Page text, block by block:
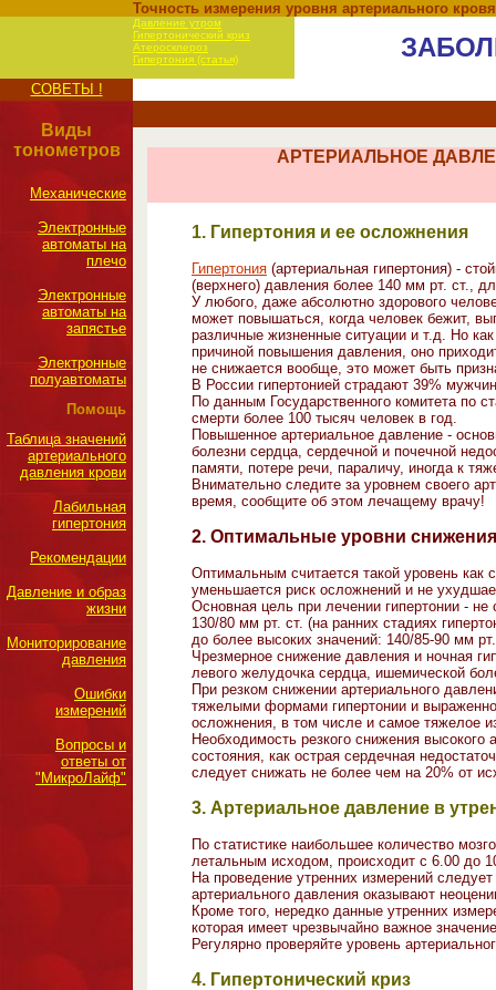
Точность измерения уровня артериального
Давление утром
Гипертонический криз
Атеросклероз
Гипертония (статья)
СОВЕТЫ !
Виды
тонометров
Механические
Электронные
автоматы на
плечо
Электронные
автоматы на
запястье
Электронные
полуавтоматы
Помощь
Таблица значений
артериального
давления крови
Лабильная
гипертония
Рекомендации
Давление и образ
жизни
Мониторирование
давления
Ошибки
измерений
Вопросы и
ответы от
"МикроЛайф"
АРТЕРИАЛЬНОЕ
1. Гипертония и ее осложнения
Гипертония (артериальная гипертония) -
(верхнего) давления более 140 мм рт. ст.,
У любого, даже абсолютно здорового
может повышаться, когда человек бежит,
различные жизненные ситуации и т.д. Но
причиной повышения давления, оно
не снижается вообще, это может быть
В России гипертонией страдают 39%
По данным Государственного комитета по
смерти более 100 тысяч человек в год.
Повышенное артериальное давление -
болезни сердца, сердечной и почечной
памяти, потере речи, параличу, иногда к
Внимательно следите за уровнем своего
время, сообщите об этом лечащему врачу!
2. Оптимальные уровни
Оптимальным считается такой уровень как
уменьшается риск осложнений и не
Основная цель при лечении гипертонии -
130/80 мм рт. ст. (на ранних стадиях
до более высоких значений: 140/85-90 мм
Чрезмерное снижение давления и ночная
левого желудочка сердца, ишемической
При резком снижении артериального
тяжелыми формами гипертонии и
осложнения, в том числе и самое тяжелое
Необходимость резкого снижения высокого
состояния, как острая сердечная
следует снижать не более чем на 20% от
3. Артериальное давление в
По статистике наибольшее количество
летальным исходом, происходит с 6.00 до
На проведение утренних измерений
артериального давления оказывают
Кроме того, нередко данные утренних
которая имеет чрезвычайно важное
Регулярно проверяйте уровень
4. Гипертонический криз